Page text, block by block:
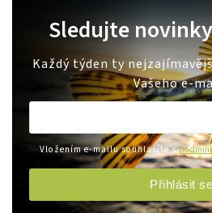
Sledujte
Každý týden ty
Vašeho e-
Vložením e-mailu souhlasíte s
Přihlásit se